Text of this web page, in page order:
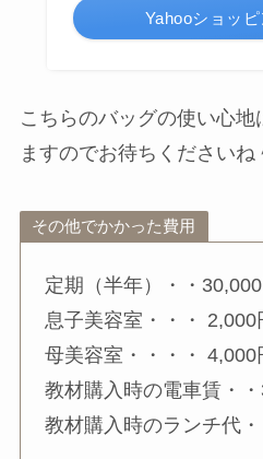
Yahooショッ
こちらのバッグの使い心地
ますのでお待ちくださいね
その他でかかった費用
定期（半年）・・30,000
息子美容室・・・ 2,000
母美容室・・・・ 4,000
教材購入時の電車賃・・
教材購入時のランチ代・